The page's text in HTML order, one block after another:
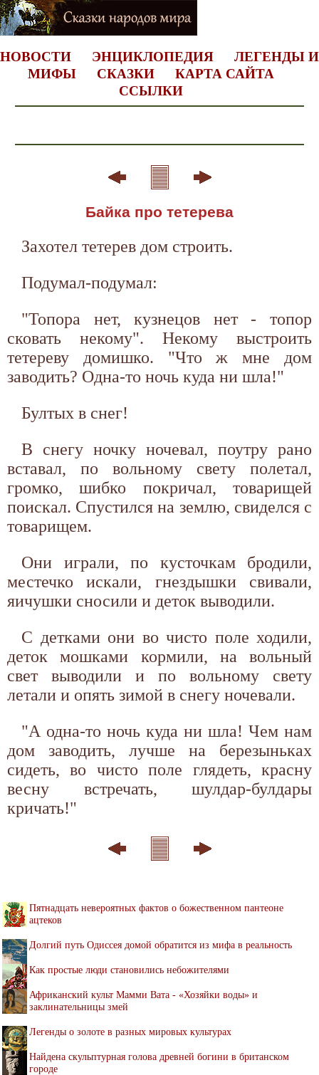
НОВОСТИ ЭНЦИКЛОПЕДИЯ
ЛЕГЕНДЫ И
МИФЫ
СКАЗКИ
КАРТА САЙТА
ССЫЛКИ
Байка про тетерева
Захотел тетерев дом строить.
Подумал-подумал:
"Топора нет, кузнецов нет - топор
сковать некому". Некому выстроить
тетереву домишко. "Что ж мне дом
заводить? Одна-то ночь куда ни шла!"
Бултых в снег!
В снегу ночку ночевал, поутру рано
вставал, по вольному свету полетал,
громко, шибко покричал, товарищей
поискал. Спустился на землю, свиделся с
товарищем.
Они играли, по кусточкам бродили,
местечко искали, гнездышки свивали,
яичушки сносили и деток выводили.
С детками они во чисто поле ходили,
деток мошками кормили, на вольный
свет выводили и по вольному свету
летали и опять зимой в снегу ночевали.
"А одна-то ночь куда ни шла! Чем нам
дом заводить, лучше на березыньках
сидеть, во чисто поле глядеть, красну
весну встречать, шулдар-булдары
кричать!"
Пятнадцать невероятных фактов о божественном пантеоне
ацтеков
Долгий путь Одиссея домой обратится из мифа в реальность
Как простые люди становились небожителями
Африканский культ Мамми Вата - «Хозяйки воды» и
заклинательницы змей
Легенды о золоте в разных мировых культурах
Найдена скульптурная голова древней богини в британском
городе